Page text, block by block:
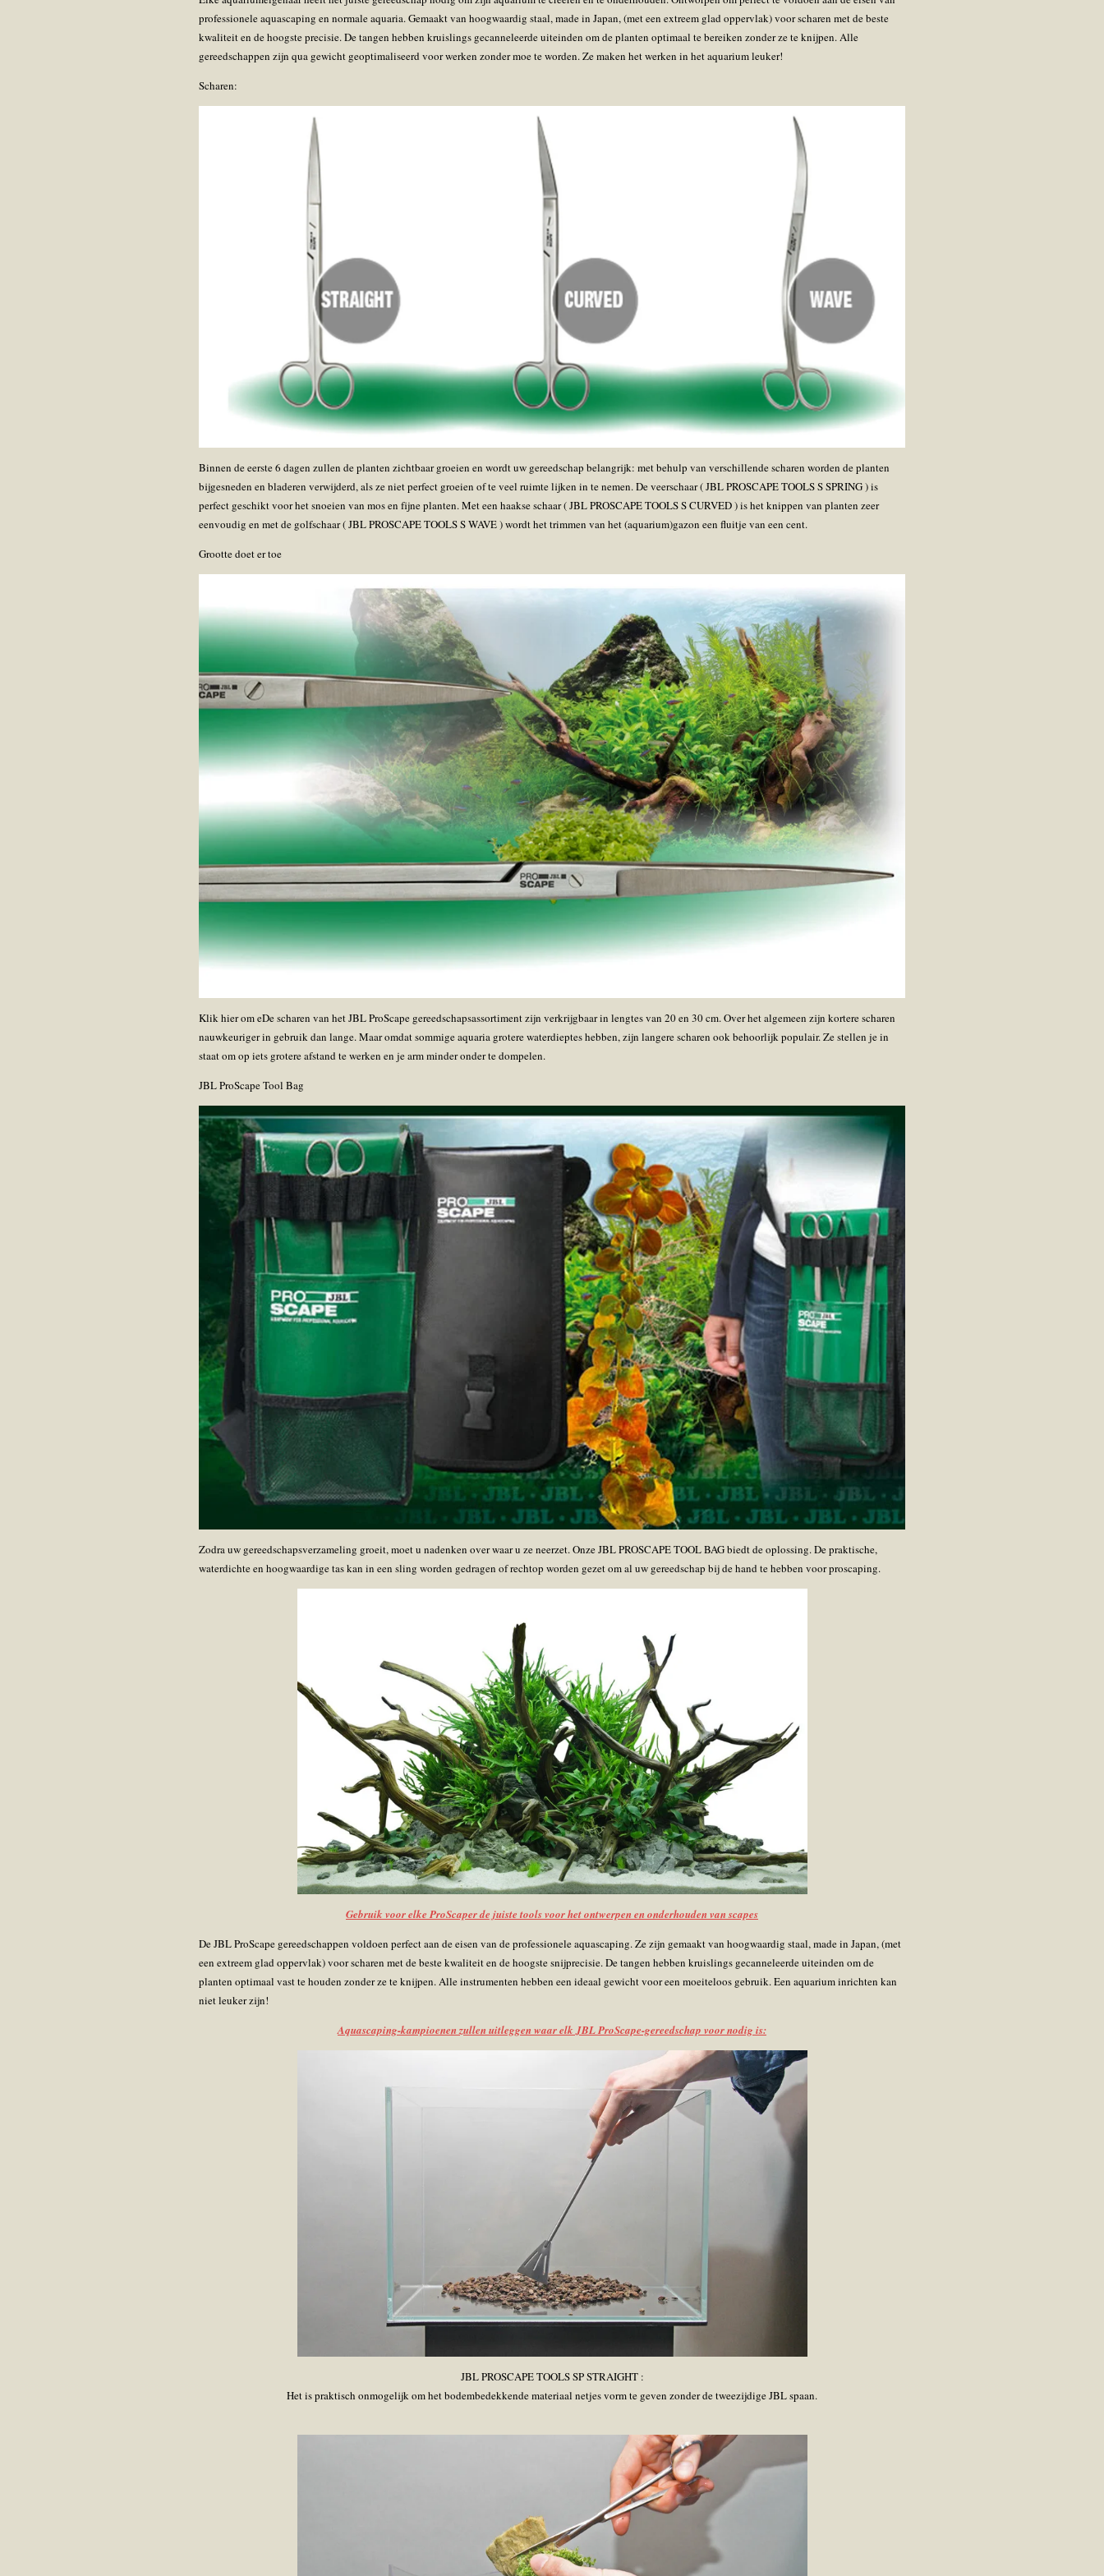
professionele aquascaping en normale aquaria. Gemaakt van hoogwaardig staal, made in Japan, (met een extreem glad oppervlak) voor scharen met de beste
kwaliteit en de hoogste precisie. De tangen hebben kruislings gecanneleerde uiteinden om de planten optimaal te bereiken zonder ze te knijpen. Alle
gereedschappen zijn qua gewicht geoptimaliseerd voor werken zonder moe te worden. Ze maken het werken in het aquarium leuker!
Scharen:
Binnen de eerste 6 dagen zullen de planten zichtbaar groeien en wordt uw gereedschap belangrijk: met behulp van verschillende scharen worden de planten
bijgesneden en bladeren verwijderd, als ze niet perfect groeien of te veel ruimte lijken in te nemen. De veerschaar ( JBL PROSCAPE TOOLS S SPRING ) is
perfect geschikt voor het snoeien van mos en fijne planten. Met een haakse schaar ( JBL PROSCAPE TOOLS S CURVED ) is het knippen van planten zeer
eenvoudig en met de golfschaar ( JBL PROSCAPE TOOLS S WAVE ) wordt het trimmen van het (aquarium)gazon een fluitje van een cent.
Grootte doet er toe
Klik hier om eDe scharen van het JBL ProScape gereedschapsassortiment zijn verkrijgbaar in lengtes van 20 en 30 cm. Over het algemeen zijn kortere scharen
nauwkeuriger in gebruik dan lange. Maar omdat sommige aquaria grotere waterdieptes hebben, zijn langere scharen ook behoorlijk populair. Ze stellen je in
staat om op iets grotere afstand te werken en je arm minder onder te dompelen.
JBL ProScape Tool Bag
Zodra uw gereedschapsverzameling groeit, moet u nadenken over waar u ze neerzet. Onze JBL PROSCAPE TOOL BAG biedt de oplossing. De praktische,
waterdichte en hoogwaardige tas kan in een sling worden gedragen of rechtop worden gezet om al uw gereedschap bij de hand te hebben voor proscaping.
Gebruik voor elke ProScaper de juiste tools voor het ontwerpen en onderhouden van scapes
De JBL ProScape gereedschappen voldoen perfect aan de eisen van de professionele aquascaping. Ze zijn gemaakt van hoogwaardig staal, made in Japan, (met
een extreem glad oppervlak) voor scharen met de beste kwaliteit en de hoogste snijprecisie. De tangen hebben kruislings gecanneleerde uiteinden om de
planten optimaal vast te houden zonder ze te knijpen. Alle instrumenten hebben een ideaal gewicht voor een moeiteloos gebruik. Een aquarium inrichten kan
niet leuker zijn!
Aquascaping-kampioenen zullen uitleggen waar elk JBL ProScape-gereedschap voor nodig is:
JBL PROSCAPE TOOLS SP STRAIGHT :
Het is praktisch onmogelijk om het bodembedekkende materiaal netjes vorm te geven zonder de tweezijdige JBL spaan.